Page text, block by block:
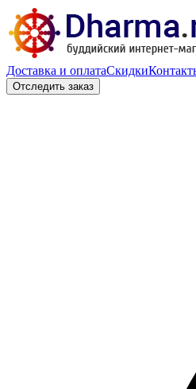
Доставка и оплатаСкидки
Отследить заказ